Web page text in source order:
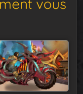
vous